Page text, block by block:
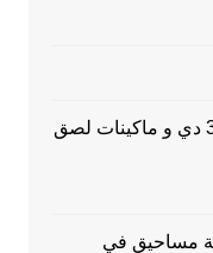
ماكينات التغليف بالسلوفان للعلب 3 دي و ماكينات لصق
مساحيق في